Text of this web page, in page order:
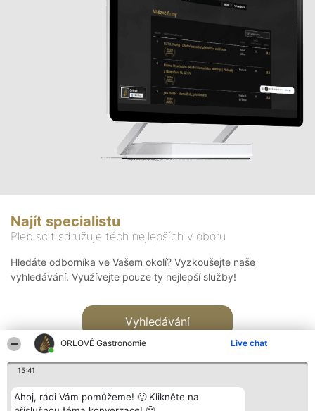
ORLOVÉ Gastronomie Live chat
15:41
Ahoj, rádi Vám pomůžeme! 🙂 Klikněte na
Najít specialistu
Plebiscit sdružuje těch nejlepších v oboru
Hledáte odborníka ve Vašem okolí? Vyzkoušejte naše
vyhledávání. Využívejte pouze ty nejlepší služby!
Vyhledávání